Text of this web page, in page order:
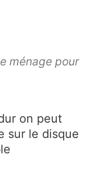
ménage pour
on peut
sur le disque